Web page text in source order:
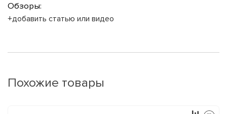
Обзоры:
+добавить статью или видео
Похожие товары